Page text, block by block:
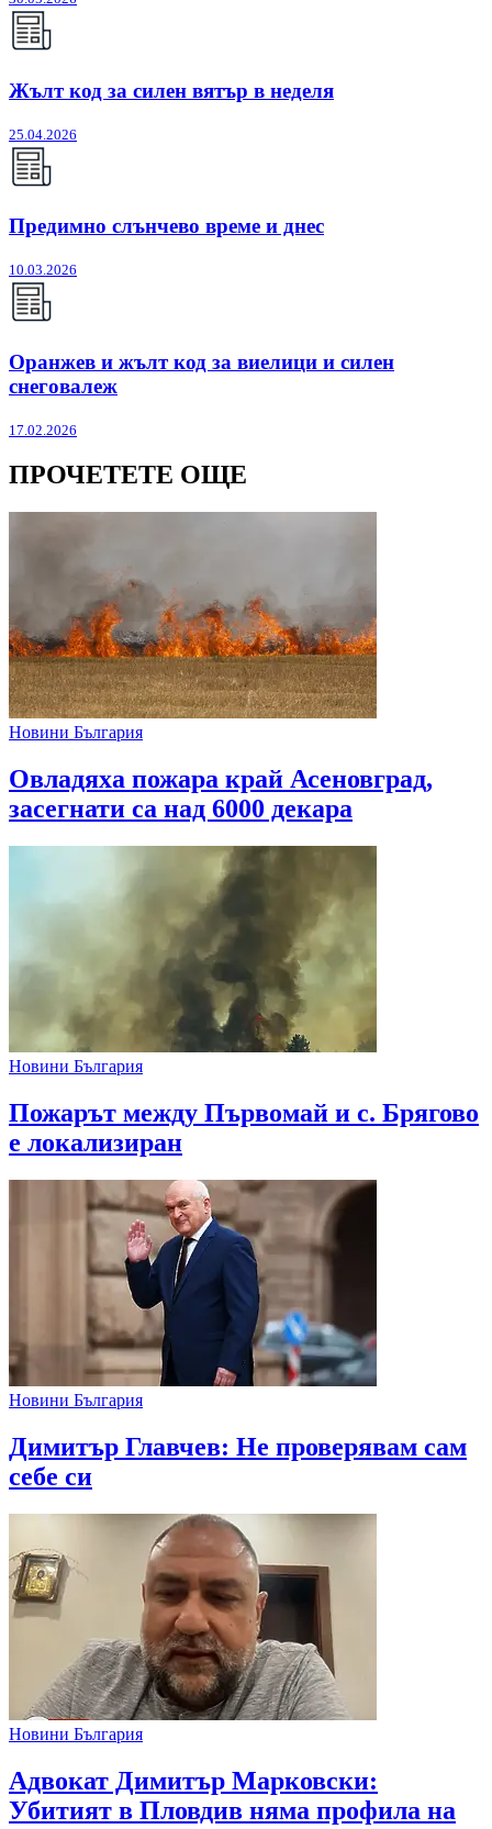
Жълт код за силен вятър в неделя
25.04.2026
Предимно слънчево време и днес
10.03.2026
Оранжев и жълт код за виелици и силен
снеговалеж
17.02.2026
ПРОЧЕТЕТЕ ОЩЕ
Новини България
Овладяха пожара край Асеновград,
засегнати са над 6000 декара
Новини България
Пожарът между Първомай и с. Брягово
е локализиран
Новини България
Димитър Главчев: Не проверявам сам
себе си
Новини България
Адвокат Димитър Марковски:
Убитият в Пловдив няма профила на